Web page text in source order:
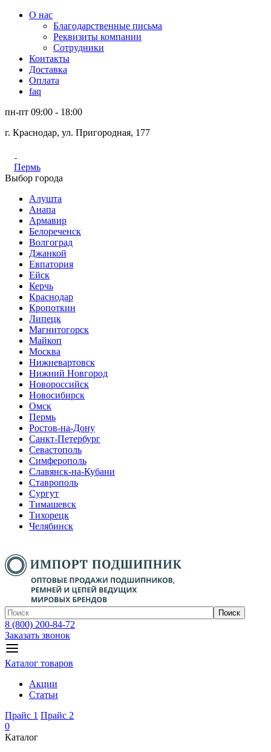
О нас
Благодарственные письма
Реквизиты компании
Сотрудники
Контакты
Доставка
Оплата
faq
пн-пт 09:00 - 18:00
г. Краснодар, ул. Пригородная, 177
Пермь
Выбор города
Алушта
Анапа
Армавир
Белореченск
Волгоград
Джанкой
Евпатория
Ейск
Керчь
Краснодар
Кропоткин
Липецк
Магнитогорск
Майкоп
Москва
Нижневартовск
Нижний Новгород
Новороссийск
Новосибирск
Омск
Пермь
Ростов-на-Дону
Санкт-Петербург
Севастополь
Симферополь
Славянск-на-Кубани
Ставрополь
Сургут
Тимашевск
Тихорецк
Челябинск
Поиск
8 (800) 200-84-72
Заказать звонок
Каталог товаров
Акции
Статьи
Прайс 1 Прайс 2
0
Каталог